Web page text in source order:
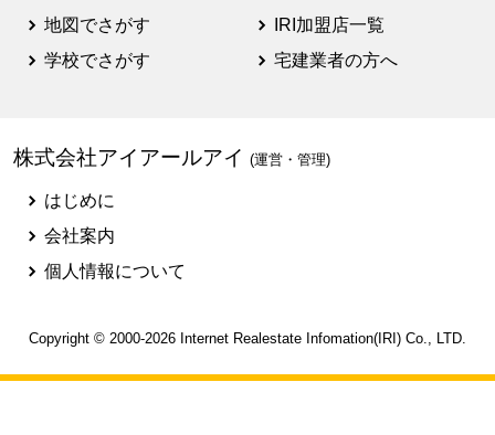
地図でさがす
学校でさがす
IRI加盟店一覧
宅建業者の方へ
株式会社アイアールアイ (運営・管理)
はじめに
会社案内
個人情報について
Copyright © 2000-2026 Internet Realestate Infomation(IRI) Co., LTD.